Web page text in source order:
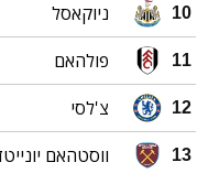
10 ניוקאסל
11 פולהאם
12 צ'לסי
13 ווסטהאם